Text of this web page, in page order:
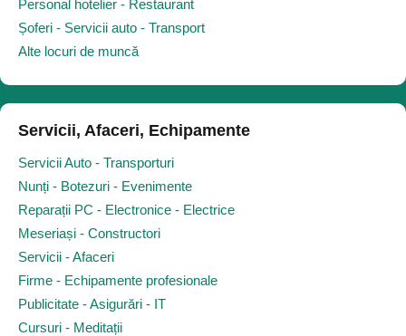
Personal hotelier - Restaurant
Șoferi - Servicii auto - Transport
Alte locuri de muncă
Servicii, Afaceri, Echipamente
Servicii Auto - Transporturi
Nunți - Botezuri - Evenimente
Reparații PC - Electronice - Electrice
Meseriași - Constructori
Servicii - Afaceri
Firme - Echipamente profesionale
Publicitate - Asigurări - IT
Cursuri - Meditații